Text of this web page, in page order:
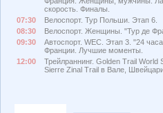
скорость. Финалы.
07:30
Велоспорт. Тур Польши. Этап 6.
08:30
Велоспорт. Женщины. "Тур де
09:30
Автоспорт. WEC. Этап 3. "24
Франции. Лучшие моменты.
12:00
Трейлраннинг. Golden Trail World
Sierre Zinal Trail в Вале,